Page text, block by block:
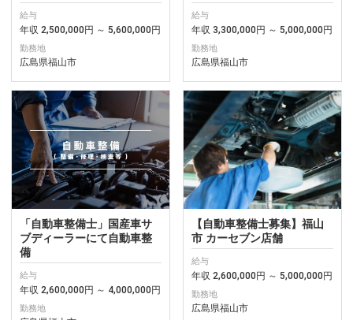
給与
年収 2,500,000円 ～ 5,600,000円
勤務地
広島県福山市
給与
年収 3,300,000円 ～ 5,000,000円
勤務地
広島県福山市
「自動車整備士」国産車サ
ブディーラーにて自動車整
備
給与
年収 2,600,000円 ～ 4,000,000円
勤務地
【自動車整備士募集】福山
市 カーセブン店舗
給与
年収 2,600,000円 ～ 5,000,000円
勤務地
広島県福山市